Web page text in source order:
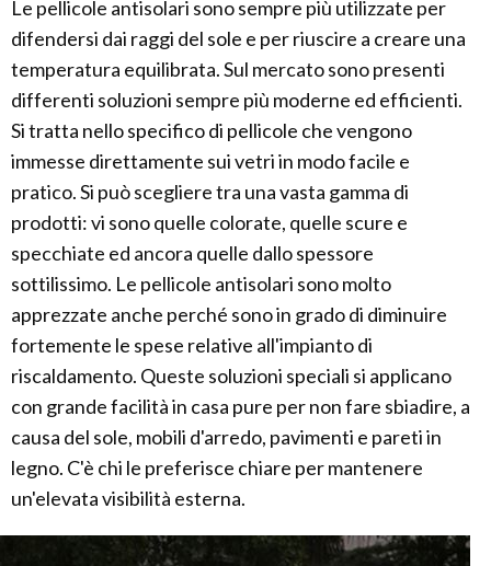
Le pellicole antisolari sono sempre più utilizzate per
difendersi dai raggi del sole e per riuscire a creare una
temperatura equilibrata. Sul mercato sono presenti
differenti soluzioni sempre più moderne ed efficienti.
Si tratta nello specifico di pellicole che vengono
immesse direttamente sui vetri in modo facile e
pratico. Si può scegliere tra una vasta gamma di
prodotti: vi sono quelle colorate, quelle scure e
specchiate ed ancora quelle dallo spessore
sottilissimo. Le pellicole antisolari sono molto
apprezzate anche perché sono in grado di diminuire
fortemente le spese relative all'impianto di
riscaldamento. Queste soluzioni speciali si applicano
con grande facilità in casa pure per non fare sbiadire, a
causa del sole, mobili d'arredo, pavimenti e pareti in
legno. C'è chi le preferisce chiare per mantenere
un'elevata visibilità esterna.